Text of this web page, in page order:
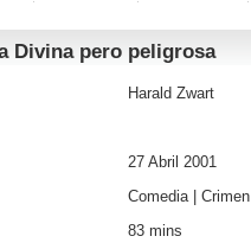
Divina pero peligrosa
Harald Zwart
27 Abril 2001
Comedia| Crimen
83 mins